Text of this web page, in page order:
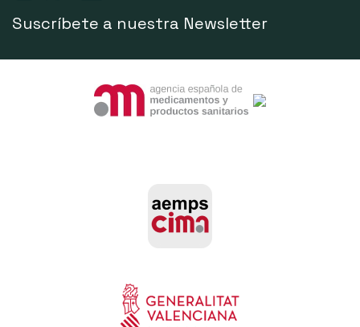
Suscríbete a nuestra Newsletter